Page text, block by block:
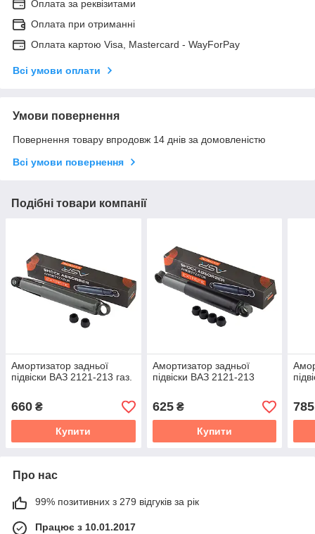
Оплата за реквізитами
Оплата при отриманні
Оплата картою Visa, Mastercard - WayForPay
Всі умови оплати
Умови повернення
Повернення товару впродовж 14 днів за домовленістю
Всі умови повернення
Подібні товари компанії
Амортизатор задньої
підвіски ВАЗ 2121-213 газ.
660 ₴
Купити
Амортизатор задньої
підвіски ВАЗ 2121-213
625₴
Купити
785
Про нас
99% позитивних з 279 відгуків за рік
Працює з 10.01.2017